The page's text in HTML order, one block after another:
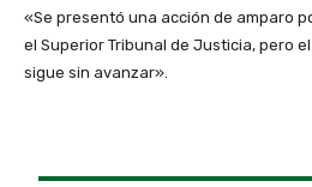
«Se presentó una acción de amparo
el Superior Tribunal de Justicia, pero
sigue sin avanzar».